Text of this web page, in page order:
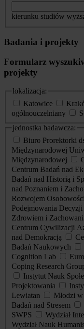
kierunku studiów
Badania i projekty
Formularz
projekty
lokalizacja:
Katowice
ogólnouczelniany
jednostka badawcza:
Biuro Prorektorki
Międzynarodowej
Międzynarodowej
Centrum Badań nad
Badań nad Historią i
nad Poznaniem i
Rozwojem Osobowości
Podejmowania Decyzji
Zdrowiem i
Centrum Cywilizacji
nad Demokracją
Badań Naukowych
Cognition Lab
Coping Research
Instytut Nauk
Projektowania
Lewiatan
Młodzi
Badań nad Stresem
SWPS
Wydział
Wydział Nauk